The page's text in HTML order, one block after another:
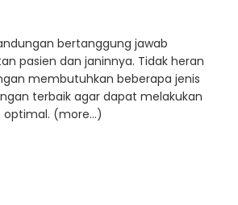
bertanggung jawab
pasien dan janinnya. Tidak heran
membutuhkan beberapa jenis
terbaik agar dapat melakukan
optimal. (more…)